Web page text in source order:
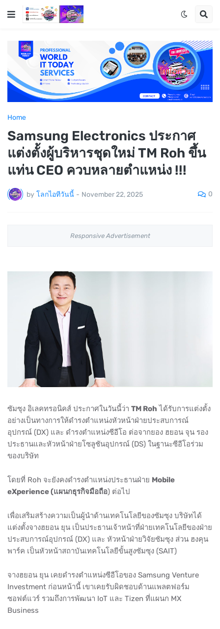
Home
Samsung Electronics ประกาศ
แต่งตั้งผู้บริหารชุดใหม่ TM Roh ขึ้น
แท่น CEO ควบหลายตำแหน่ง !!!
by โลกไอทีวันนี้ - November 22, 2025 0
Responsive Advertisement
ซัมซุง อิเลคทรอนิคส์ ประกาศในวันนี้ว่า TM Roh ได้รับการแต่งตั้ง
อย่างเป็นทางการให้ดำรงตำแหน่งหัวหน้าฝ่ายประสบการณ์
อุปกรณ์ (DX) และ ดำรงตำแหน่งซีอีโอ ต่อจากยอง ฮยอน จุน รอง
ประธานและหัวหน้าฝ่ายโซลูชันอุปกรณ์ (DS) ในฐานะซีอีโอร่วม
ของบริษัท
โดยที่ Roh จะยังคงดำรงตำแหน่งประธานฝ่าย Mobile
eXperience (แผนกธุรกิจมือถือ) ต่อไป
เพื่อเสริมสร้างความเป็นผู้นำด้านเทคโนโลยีของซัมซุง บริษัทได้
แต่งตั้งจางฮยอน ยุน เป็นประธานเจ้าหน้าที่ฝ่ายเทคโนโลยีของฝ่าย
ประสบการณ์อุปกรณ์ (DX) และ หัวหน้าฝ่ายวิจัยซัมซุง ส่วน ฮงคุน
พาร์ค เป็นหัวหน้าสถาบันเทคโนโลยีขั้นสูงซัมซุง (SAIT)
จางฮยอน ยุน เคยดำรงตำแหน่งซีอีโอของ Samsung Venture
Investment ก่อนหน้านี้ เขาเคยรับผิดชอบด้านแพลตฟอร์ม
ซอฟต์แวร์ รวมถึงการพัฒนา IoT และ Tizen ที่แผนก MX
Business